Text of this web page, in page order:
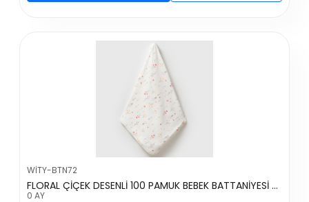
WİTY-BTN72
FLORAL ÇİÇEK DESENLİ 100 PAMUK BEBEK BATTANİYESİ - RENKLİ
0 AY